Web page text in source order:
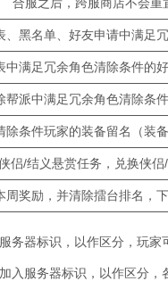
合服之后，跨服商店不会重
黑名单、好友申请中满足
满足冗余角色清除条件的
帮派中满足冗余角色清除条件
条件玩家的装备留名（装
侣/结义悬赏任务，兑换侠侣
奖励，并清除擂台排名，
器标识，以作区分，玩家
服务器标识，以作区分，